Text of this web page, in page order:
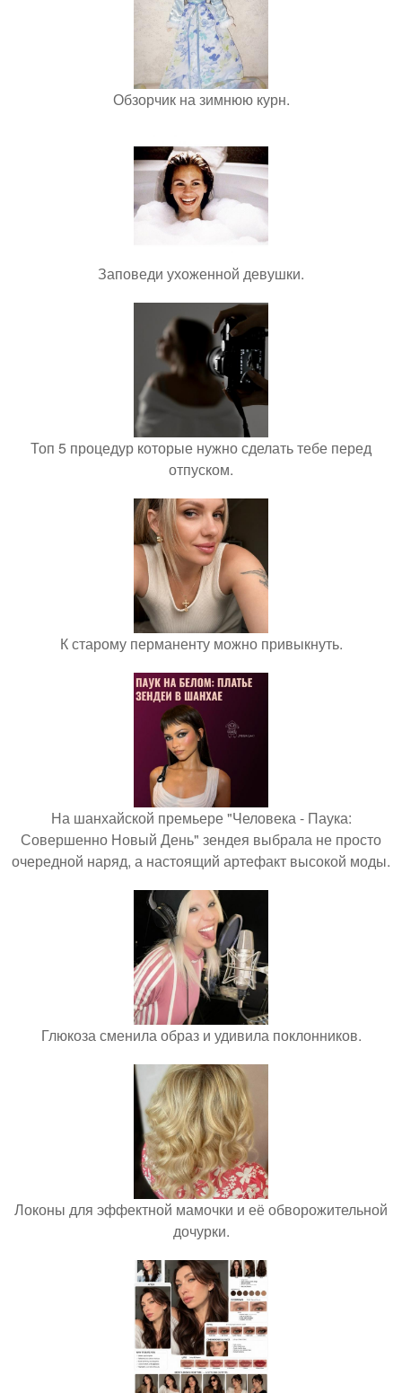
Обзорчик на зимнюю курн.
Заповеди ухоженной девушки.
Топ 5 процедур которые нужно сделать тебе перед
отпуском.
К старому перманенту можно привыкнуть.
На шанхайской премьере "Человека - Паука:
Совершенно Новый День" зендея выбрала не просто
очередной наряд, а настоящий артефакт высокой моды.
Глюкоза сменила образ и удивила поклонников.
Локоны для эффектной мамочки и её обворожительной
дочурки.